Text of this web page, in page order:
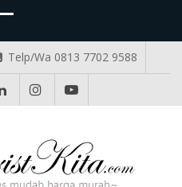
Telp/Wa 0813 7702 9588